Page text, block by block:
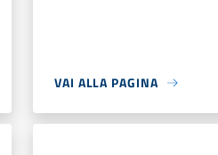
VAI ALLA PAGINA